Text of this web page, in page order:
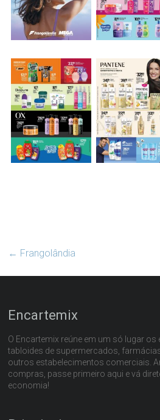
← Frangolândia
Encartemix
O Encartemix reúne em um só lugar
tabloides de supermercados,
outros estabelecimentos comerciais.
compras, passe primeiro aqui e vá
economia!